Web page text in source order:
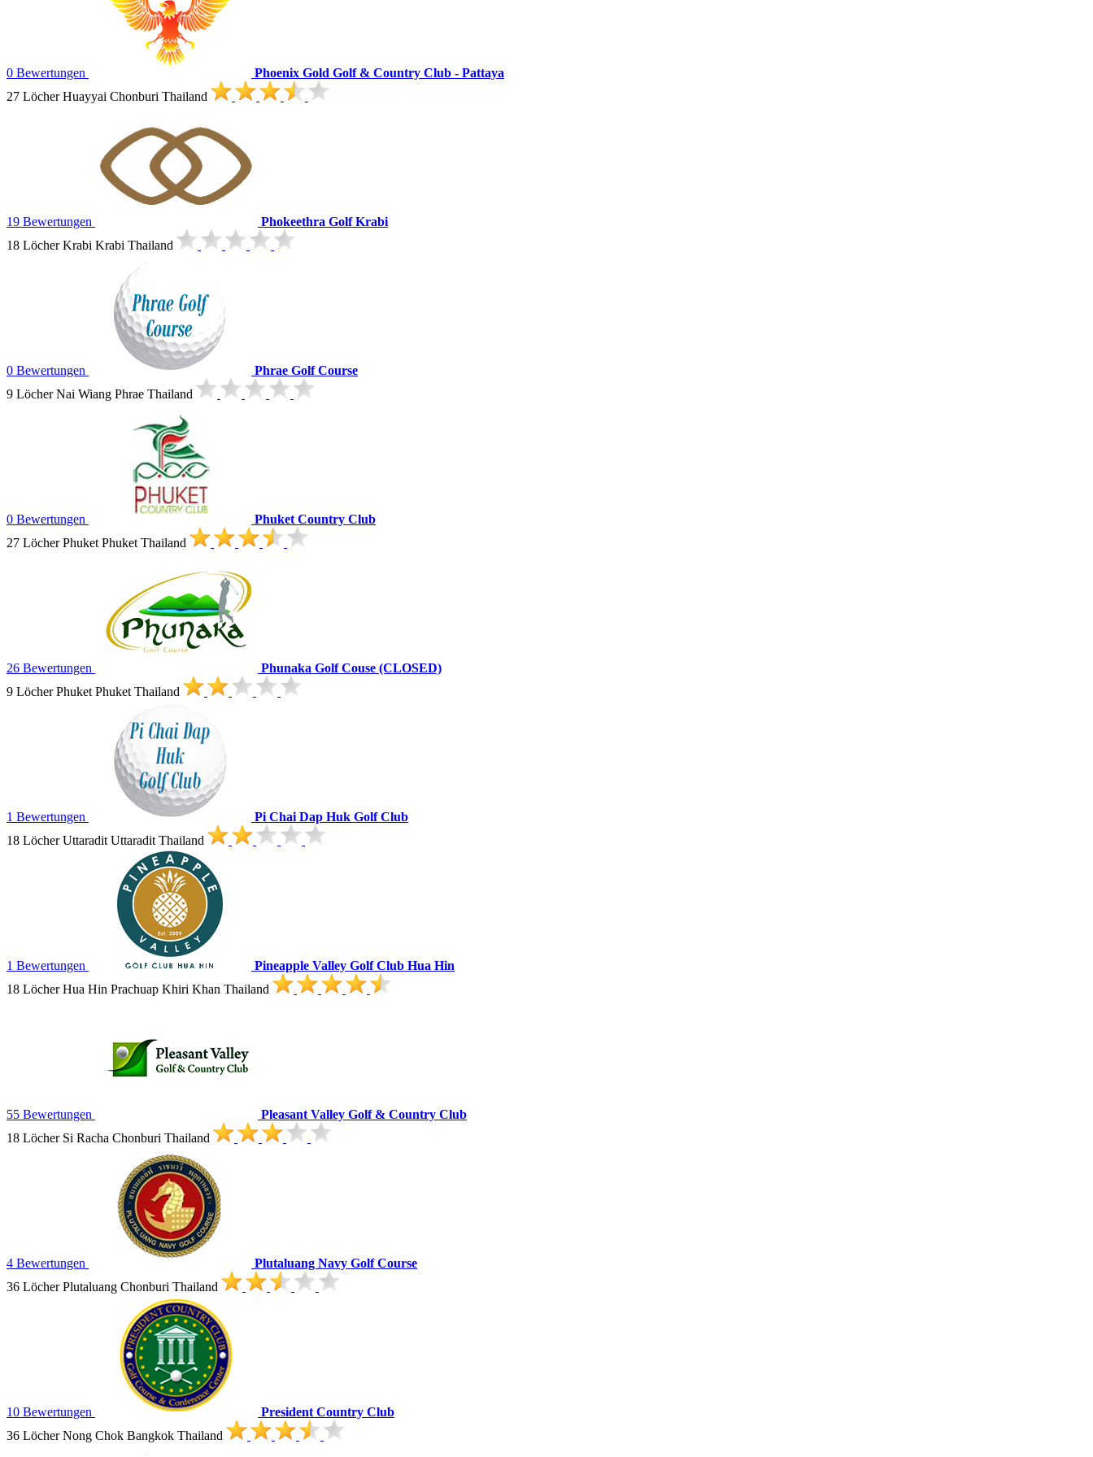
0 Bewertungen
Phoenix Gold Golf & Country Club - Pattaya
27 Löcher Huayyai Chonburi Thailand
19 Bewertungen
Phokeethra Golf Krabi
18 Löcher Krabi Krabi Thailand
0 Bewertungen
Phrae Golf Course
9 Löcher Nai Wiang Phrae Thailand
0 Bewertungen
Phuket Country Club
27 Löcher Phuket Phuket Thailand
26 Bewertungen
Phunaka Golf Couse (CLOSED)
9 Löcher Phuket Phuket Thailand
1 Bewertungen
Pi Chai Dap Huk Golf Club
18 Löcher Uttaradit Uttaradit Thailand
1 Bewertungen
Pineapple Valley Golf Club Hua Hin
18 Löcher Hua Hin Prachuap Khiri Khan Thailand
55 Bewertungen
Pleasant Valley Golf & Country Club
18 Löcher Si Racha Chonburi Thailand
4 Bewertungen
Plutaluang Navy Golf Course
36 Löcher Plutaluang Chonburi Thailand
10 Bewertungen
President Country Club
36 Löcher Nong Chok Bangkok Thailand